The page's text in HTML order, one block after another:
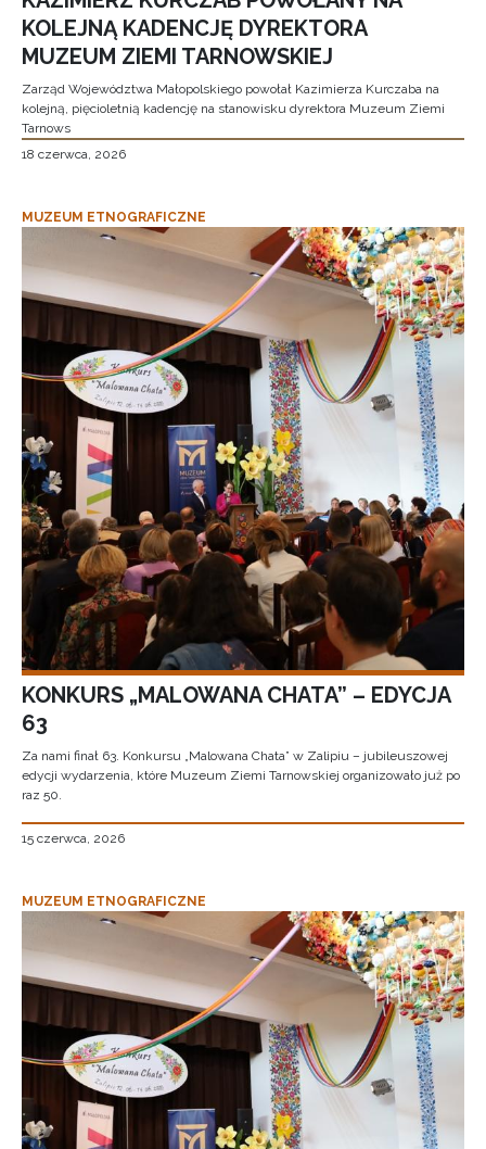
KOLEJNĄ KADENCJĘ DYREKTORA
MUZEUM ZIEMI TARNOWSKIEJ
Zarząd Województwa Małopolskiego powołał Kazimierza Kurczaba na
kolejną, pięcioletnią kadencję na stanowisku dyrektora Muzeum Ziemi
Tarnows
18 czerwca, 2026
MUZEUM ETNOGRAFICZNE
KONKURS „MALOWANA CHATA” – EDYCJA
63
Za nami finał 63. Konkursu „Malowana Chata” w Zalipiu – jubileuszowej
edycji wydarzenia, które Muzeum Ziemi Tarnowskiej organizowało już po
raz 50.
15 czerwca, 2026
MUZEUM ETNOGRAFICZNE